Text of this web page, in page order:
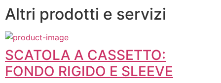
Altri prodotti e servizi
SCATOLA A CASSETTO:
FONDO RIGIDO E SLEEVE